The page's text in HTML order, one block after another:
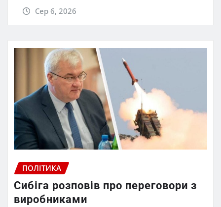
Сер 6, 2026
ПОЛІТИКА
Сибіга розповів про переговори з
виробниками